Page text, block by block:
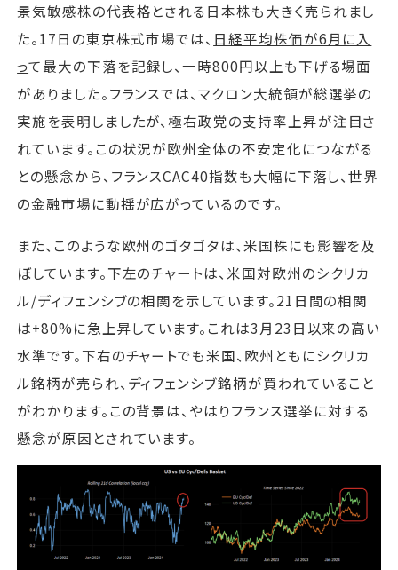
景気敏感株の代表格とされる日本株も大きく売られまし
た。17日の東京株式市場では、 日経平均株価が6月に入
って最大の下落を記録し、一時800円以上も下げる場面
がありました。フランスでは、マクロン大統領が総選挙の
実施を表明しましたが、極右政党の支持率上昇が注目さ
れています。この状況が欧州全体の不安定化につながる
との懸念から、フランスCAC40指数も大幅に下落し、世界
の金融市場に動揺が広がっているのです。
また、このような欧州のゴタゴタは、米国株にも影響を及
ぼしています。下左のチャートは、米国対欧州のシクリカ
ル/ディフェンシブの相関を示しています。21日間の相関
は+80%に急上昇しています。これは3月23日以来の高い
水準です。下右のチャートでも米国、欧州ともにシクリカ
ル銘柄が売られ、ディフェンシブ銘柄が買われていること
がわかります。この背景は、やはりフランス選挙に対する
懸念が原因とされています。